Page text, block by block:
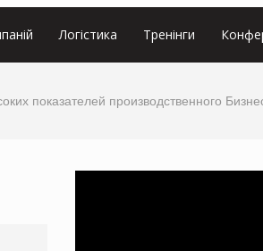
Логістика Тренінги
показателей производственного